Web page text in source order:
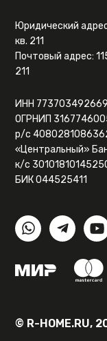
Юридический
кв. 211
Почтовый адрес:
211
ИНН 773703492669
ОГРНИП
р/с
«Центральный»
к/с
БИК 044525411
© R-HOME.RU,